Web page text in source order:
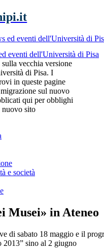
vecchia versione
di Pisa. I
in queste pagine
sul nuovo
qui per obblighi
nuovo sito
e società
Musei» in Ateneo
di sabato 18 maggio e il
2013” sino al 2 giugno